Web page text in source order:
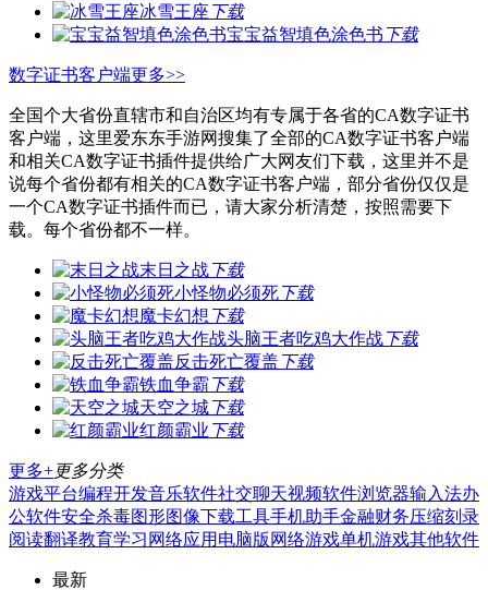
冰雪王座 下载
宝宝益智填色涂色书 下载
数字证书客户端更多>>
全国个大省份直辖市和自治区均有专属于各省的CA数字证书
客户端，这里爱东东手游网搜集了全部的CA数字证书客户端
和相关CA数字证书插件提供给广大网友们下载，这里并不是
说每个省份都有相关的CA数字证书客户端，部分省份仅仅是
一个CA数字证书插件而已，请大家分析清楚，按照需要下
载。每个省份都不一样。
末日之战下载
小怪物必须死下载
魔卡幻想 下载
头脑王者吃鸡大作战下载
反击死亡覆盖 下载
铁血争霸 下载
天空之城下载
红颜霸业 下载
更多+更多分类
游戏平台编程开发音乐软件社交聊天视频软件浏览器输入法办
公软件安全杀毒图形图像下载工具手机助手金融财务压缩刻录
阅读翻译教育学习 网络应用 电脑版 网络游戏单机游戏其他软件
最新